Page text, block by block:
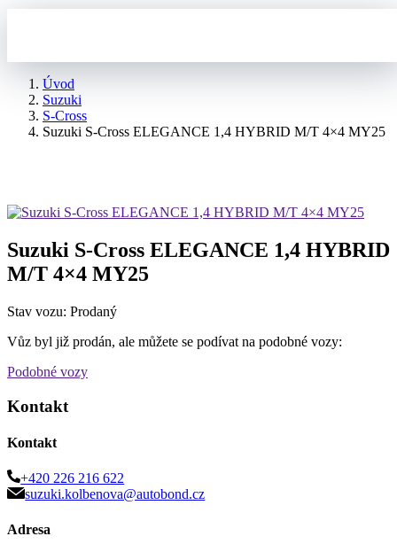
Úvod
Suzuki
S-Cross
Suzuki S-Cross ELEGANCE 1,4 HYBRID M/T 4×4 MY25
Suzuki S-Cross ELEGANCE 1,4 HYBRID
M/T 4×4 MY25
Stav vozu: Prodaný
Vůz byl již prodán, ale můžete se podívat na podobné vozy:
Podobné vozy
Kontakt
Kontakt
+420 226 216 622
suzuki.kolbenova@autobond.cz
Adresa